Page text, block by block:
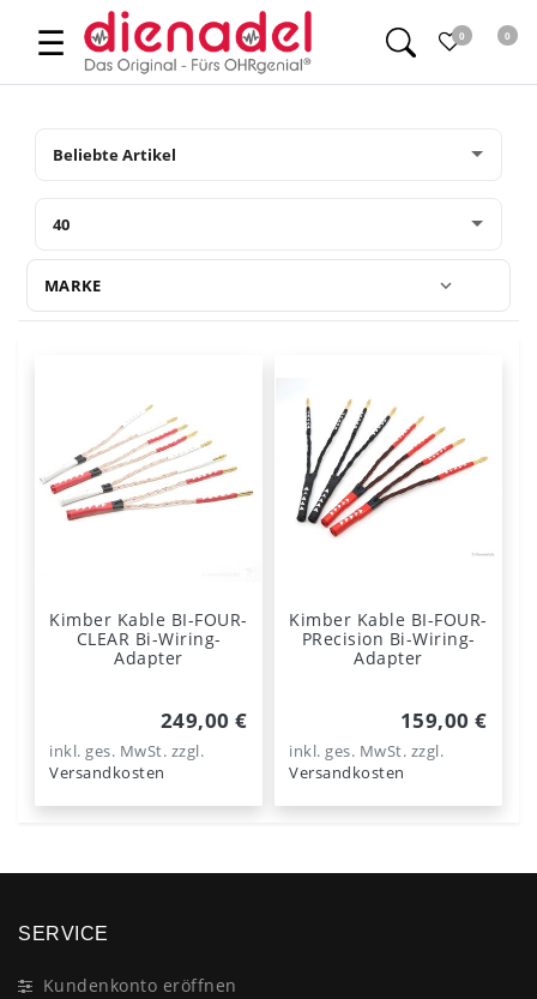
☰ 0 0
MARKE
Kimber Kable BI-FOUR-
CLEAR Bi-Wiring-
Adapter
249,00 €
inkl. ges. MwSt. zzgl.
Versandkosten
Kimber Kable BI-FOUR-
PRecision Bi-Wiring-
Adapter
159,00 €
inkl. ges. MwSt. zzgl.
Versandkosten
SERVICE
Kundenkonto eröffnen